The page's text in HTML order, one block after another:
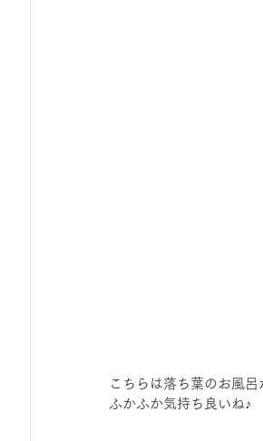
こちらは落ち葉のお風呂
ふかふか気持ち良いね♪